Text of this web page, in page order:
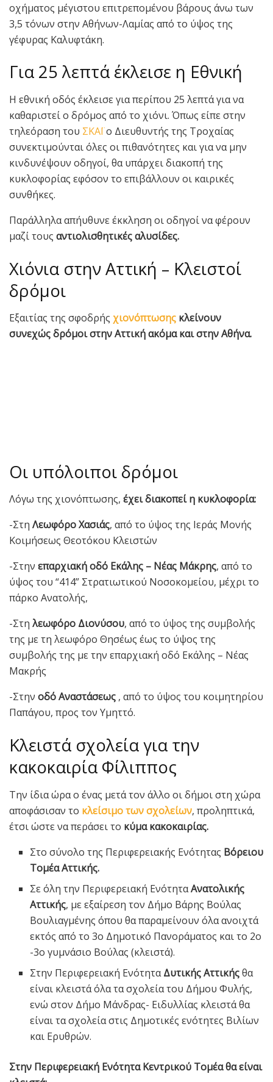
οχήματος μέγιστου επιτρεπομένου βάρους άνω των
3,5 τόνων στην Αθήνων-Λαμίας από το ύψος της
γέφυρας Καλυφτάκη.
Για 25 λεπτά έκλεισε η Εθνική
Η εθνική οδός έκλεισε για περίπου 25 λεπτά για να
καθαριστεί ο δρόμος από το χιόνι. Όπως είπε στην
τηλεόραση του ΣΚΑΪο Διευθυντής της Τροχαίας
συνεκτιμούνται όλες οι πιθανότητες και για να μην
κινδυνέψουν οδηγοί, θα υπάρχει διακοπή της
κυκλοφορίας εφόσον το επιβάλλουν οι καιρικές
συνθήκες.
Παράλληλα απήυθυνε έκκληση οι οδηγοί να φέρουν
μαζί τους αντιολισθητικές αλυσίδες.
Χιόνια στην Αττική – Κλειστοί
δρόμοι
Εξαιτίας της σφοδρής χιονόπτωσης κλείνουν
συνεχώς δρόμοι στην Αττική ακόμα και στην Αθήνα.
Οι υπόλοιποι δρόμοι
Λόγω της χιονόπτωσης, έχει διακοπεί η κυκλοφορία:
-Στη Λεωφόρο Χασιάς, από το ύψος της Ιεράς Μονής
Κοιμήσεως Θεοτόκου Κλειστών
-Στην επαρχιακή οδό Εκάλης – Νέας Μάκρης, από το
ύψος του “414” Στρατιωτικού Νοσοκομείου, μέχρι το
πάρκο Ανατολής,
-Στη λεωφόρο Διονύσου, από το ύψος της συμβολής
της με τη λεωφόρο Θησέως έως το ύψος της
συμβολής της με την επαρχιακή οδό Εκάλης – Νέας
Μακρής
-Στην οδό Αναστάσεως , από το ύψος του κοιμητηρίου
Παπάγου, προς τον Υμηττό.
Κλειστά σχολεία για την
κακοκαιρία Φίλιππος
Την ίδια ώρα ο ένας μετά τον άλλο οι δήμοι στη χώρα
αποφάσισαν το κλείσιμο των σχολείων, προληπτικά,
έτσι ώστε να περάσει το κύμα κακοκαιρίας.
Στο σύνολο της Περιφερειακής Ενότητας Βόρειου
Τομέα Αττικής.
Σε όλη την Περιφερειακή ΕνότηταΑνατολικής
Αττικής, με εξαίρεση τον Δήμο Βάρης Βούλας
Βουλιαγμένης όπου θα παραμείνουν όλα ανοιχτά
εκτός από το 3ο Δημοτικό Πανοράματος και το 2ο
-3ο γυμνάσιο Βούλας (κλειστά).
Στην Περιφερειακή ΕνότηταΔυτικής Αττικήςθα
είναι κλειστά όλα τα σχολεία του Δήμου Φυλής,
ενώ στον Δήμο Μάνδρας- Ειδυλλίας κλειστά θα
είναι τα σχολεία στις Δημοτικές ενότητες Βιλίων
και Ερυθρών.
Στην Περιφερειακή Ενότητα Κεντρικού Τομέα θα είναι